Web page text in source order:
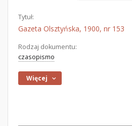
Tytuł:
Gazeta Olsztyńska, 1900, nr 153
Rodzaj dokumentu:
czasopismo
Więcej